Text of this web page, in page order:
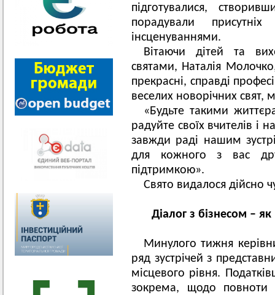
підготувалися,
порадували
інсценуваннями.
Вітаючи дітей та
святами, Наталія
прекрасні, справді
веселих новорічних свят,
«Будьте такими
радуйте своїх вчителів і
завжди раді нашим
для кожного з вас
підтримкою».
Свято видалося дійсно
Діалог з бізнесом –
Минулого тижня
ряд зустрічей з
місцевого рівня.
зокрема, щодо повноти